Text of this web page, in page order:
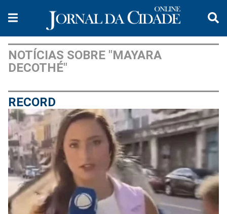
NOTÍCIAS SOBRE "MAYARA
DECOTHÉ"
RECORD